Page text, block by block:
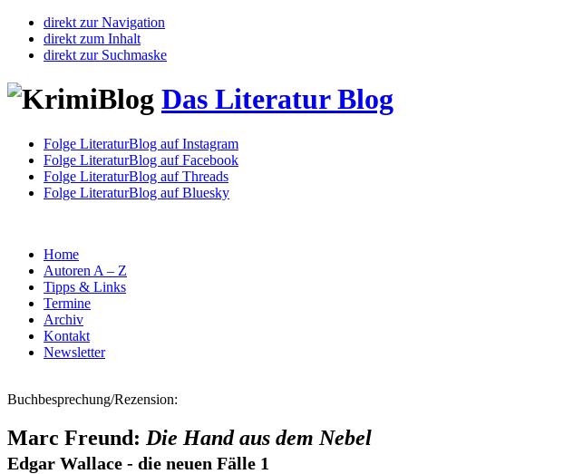
direkt zur Navigation
direkt zum Inhalt
direkt zur Suchmaske
Das Literatur Blog
Folge LiteraturBlog auf Instagram
Folge LiteraturBlog auf Facebook
Folge LiteraturBlog auf Threads
Folge LiteraturBlog auf Bluesky
Home
Autoren A – Z
Tipps & Links
Termine
Archiv
Kontakt
Newsletter
Buchbesprechung/Rezension:
Marc Freund: Die Hand aus dem Nebel
Edgar Wallace - die neuen Fälle 1